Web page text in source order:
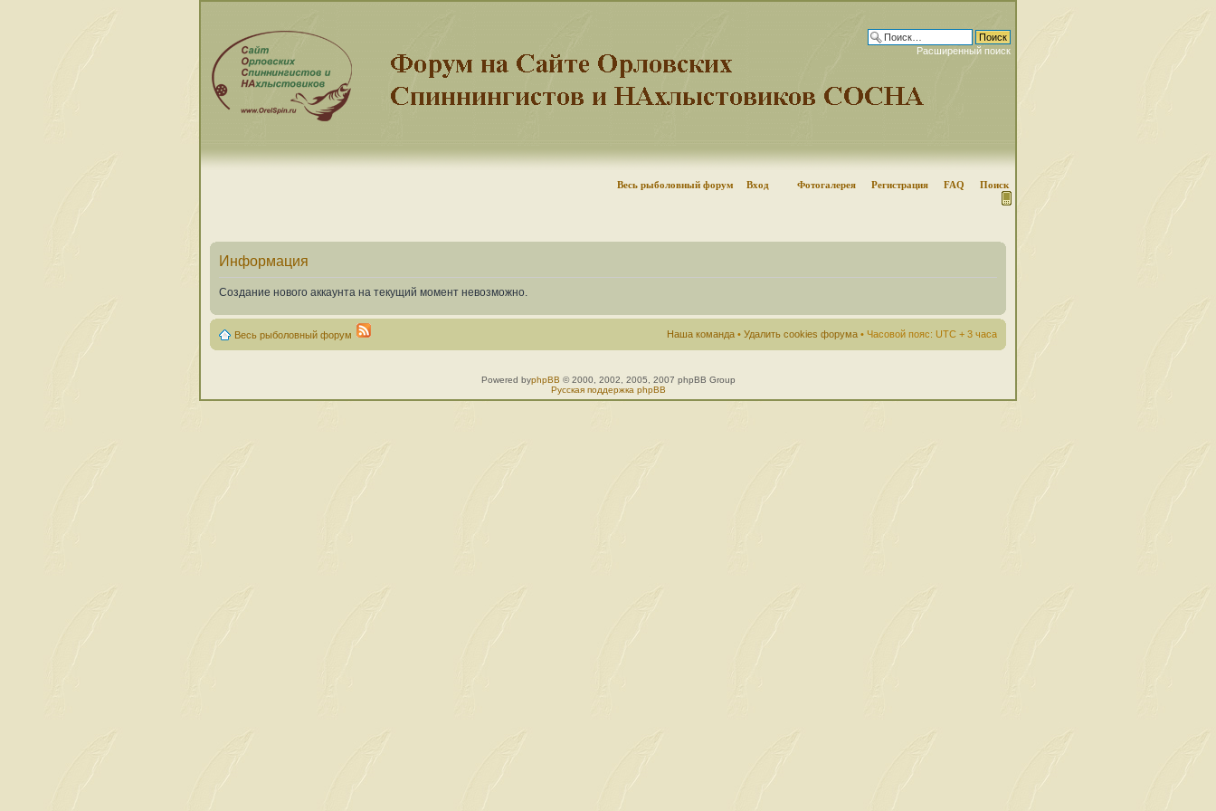
Расширенный поиск
Весь рыболовный форум Вход Фотогалерея Регистрация FAQ Поиск
Информация
Создание нового аккаунта на текущий момент невозможно.
Весь рыболовный форум Наша команда • Удалить cookies форума • Часовой пояс: UTC + 3 часа
Powered byphpBB © 2000, 2002, 2005, 2007 phpBB Group
Русская поддержка phpBB